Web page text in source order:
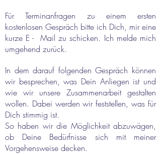
Für Terminanfragen zu einem ersten
kostenlosen Gespräch bitte ich Dich, mir eine
kurze E - Mail zu schicken. Ich melde mich
umgehend zurück.
In dem darauf folgenden Gespräch können
wir besprechen, was Dein Anliegen ist und
wie wir unsere Zusammenarbeit gestalten
wollen. Dabei werden wir feststellen, was für
Dich stimmig ist.
So haben wir die Möglichkeit abzuwägen,
ob Deine Bedürfnisse sich mit meiner
Vorgehensweise decken.